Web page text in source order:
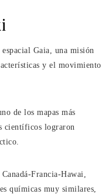
Gaia, una misión
y el movimiento
de los mapas más
científicos lograron
Francia-Hawai,
químicas muy similares,